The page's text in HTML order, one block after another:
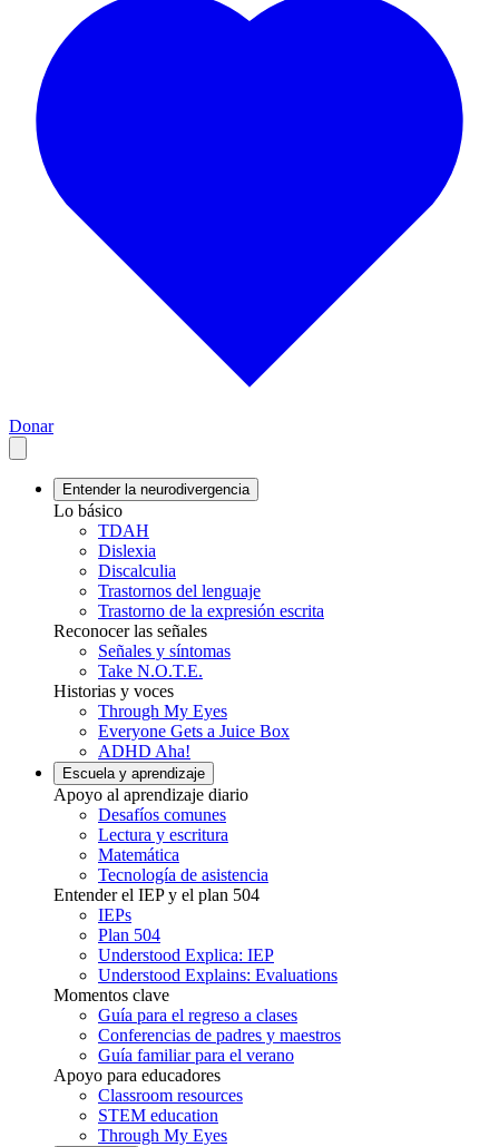
Donar
Entender la neurodivergencia
Lo básico
TDAH
Dislexia
Discalculia
Trastornos del lenguaje
Trastorno de la expresión escrita
Reconocer las señales
Señales y síntomas
Take N.O.T.E.
Historias y voces
Through My Eyes
Everyone Gets a Juice Box
ADHD Aha!
Escuela y aprendizaje
Apoyo al aprendizaje diario
Desafíos comunes
Lectura y escritura
Matemática
Tecnología de asistencia
Entender el IEP y el plan 504
IEPs
Plan 504
Understood Explica: IEP
Understood Explains: Evaluations
Momentos clave
Guía para el regreso a clases
Conferencias de padres y maestros
Guía familiar para el verano
Apoyo para educadores
Classroom resources
STEM education
Through My Eyes